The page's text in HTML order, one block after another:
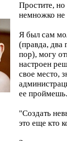
Простите,
немножко не
Я был сам
(правда, два
пор), могу
настроен
свое место,
ее проймешь.
"Создать
это еще кто